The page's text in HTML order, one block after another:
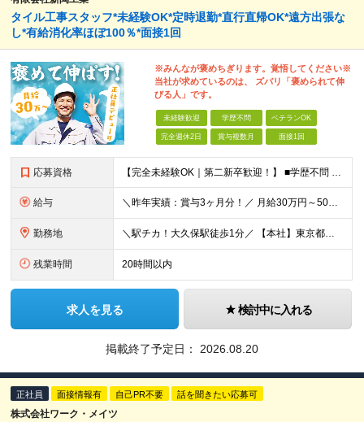
タイル工事スタッフ*未経験OK*定時退勤*直行直帰OK*遠方出張な
し*有給消化率ほぼ100％*面接1回
※みんなが褒めちぎります。覚悟してください※
当社が求めているのは、 ズバリ「褒められて伸
びる人」です。
未経験歓迎 学歴不問 ベテランOK
完全週休2日 賞与複数月 面接1回
応募資格 【完全未経験OK｜第二新卒歓迎！】 ■学歴不問 ■普通自動車免許をお持ちの方（AT限定可） ＼こんな方はぜひ！／ □形に残る仕事がしたい □ものづくりが好き、興味がある □お客様から直接感謝される仕
給与 ＼昨年実績：賞与3ヶ月分！／ 月給30万円～50万円+賞与年2回 ★月100万円稼ぐ方も在籍中★ ￣￣￣V￣￣￣￣￣￣￣￣￣￣ 「沢山稼ぎたい！」という気持ちがあれば、 意欲や頑張りに応じてしっかり
勤務地 ＼駅チカ！大久保駅徒歩1分／ 【本社】東京都新宿区百人町1-16-7新陶ビル1F 現場は主に東京23区、または1都3県（埼玉・神奈川・千葉）。 遠方出張はありません。 ★転勤なし ★社用車貸与 ★直
残業時間 20時間以内
求人を見る 検討中に入れる
掲載終了予定日： 2026.08.20
正社員 面接情報有 自己PR不要 話を聞きたい応募可
株式会社ワーク・メイツ